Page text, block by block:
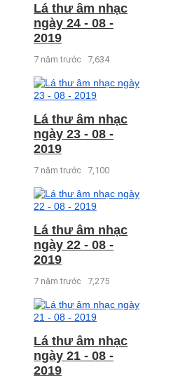
Lá thư âm nhạc
ngày 24 - 08 -
2019
7 năm trước 7,634
Lá thư âm nhạc
ngày 23 - 08 -
2019
7 năm trước 7,100
Lá thư âm nhạc
ngày 22 - 08 -
2019
7 năm trước 7,275
Lá thư âm nhạc
ngày 21 - 08 -
2019